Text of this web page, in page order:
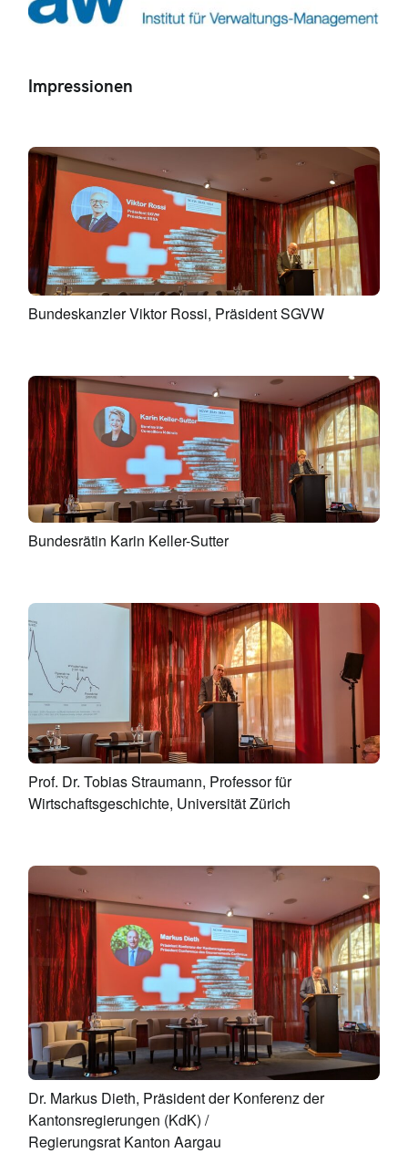
Impressionen
Bundeskanzler Viktor Rossi, Präsident SGVW
Bundesrätin Karin Keller-Sutter
Prof. Dr. Tobias Straumann, Professor für
Wirtschaftsgeschichte, Universität Zürich
Dr. Markus Dieth, Präsident der Konferenz der
Kantonsregierungen (KdK) /
Regierungsrat Kanton Aargau